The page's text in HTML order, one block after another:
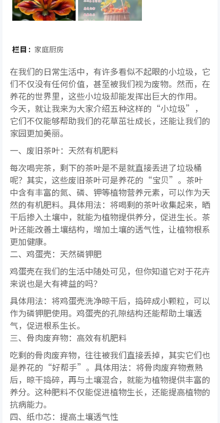
栏目 : 家庭厨房
在我们的日常生活中，有许多看似不起眼的小垃圾，它
们不仅没有任何价值，甚至被我们视为废物。然而，在
养花的世界里，这些小垃圾却能发挥出巨大的作用。
今天，就让我来为大家介绍五种这样的“小垃圾”，
它们不仅能够帮助我们的花草茁壮成长，还能让我们的
家园更加美丽。
一、废旧茶叶：天然有机肥料
每次喝完茶，剩下的茶叶是不是就直接丢进了垃圾桶
呢？其实，这些废旧茶叶可是养花的“宝贝”。茶叶
中含有丰富的氮、磷、钾等植物营养元素，可以作为天
然的有机肥料。具体用法：将喝剩的茶叶收集起来，晒
干后掺入土壤中，就能为植物提供养分，促进生长。茶
叶还能改善土壤结构，增加土壤的透气性，让植物根系
更加健康。
二、鸡蛋壳：天然磷钾肥
鸡蛋壳在我们的生活中随处可见，但你知道它对于花卉
来说也是大有裨益的吗？
具体用法：将鸡蛋壳洗净晾干后，捣碎成小颗粒，可以
作为磷钾肥使用。鸡蛋壳的孔隙结构还能帮助土壤透
气，促进根系生长。
三、骨肉废弃物：高效有机肥料
吃剩的骨肉废弃物，往往被我们直接丢掉，其实它们也
是养花的“好帮手”。具体用法：将骨肉废弃物煮熟
后，晾干捣碎，再与土壤混合，就能为植物提供丰富的
养分。这种肥料不仅能促进植物生长，还能提高植物的
抗病能力。
四、纸巾芯：提高土壤透气性